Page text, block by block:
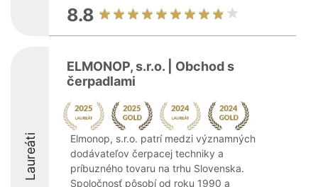
8.8
Laureáti
ELMONOP, s.r.o. | Obchod s
čerpadlami
Elmonop, s.r.o. patrí medzi významných
dodávateľov čerpacej techniky a
príbuzného tovaru na trhu Slovenska.
Spoločnosť pôsobí od roku 1990 a